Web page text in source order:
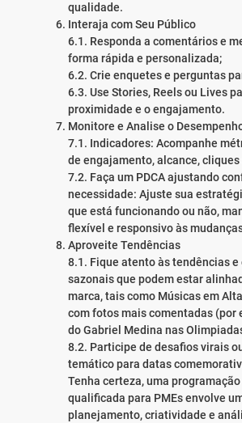
qualidade.
Interaja com Seu Público
6.1. Responda a comentários e
forma rápida e personalizada;
6.2. Crie enquetes e perguntas
6.3. Use Stories, Reels ou Lives
proximidade e o engajamento.
Monitore e Analise o
7.1. Indicadores: Acompanhe
de engajamento, alcance, cliques
7.2. Faça um PDCA ajustando
necessidade: Ajuste sua
que está funcionando ou não,
flexível e responsivo às
Aproveite Tendências
8.1. Fique atento às tendências e
sazonais que podem estar
marca, tais como Músicas em
com fotos mais comentadas (por
do Gabriel Medina nas
8.2. Participe de desafios virais
temático para datas
Tenha certeza, uma
qualificada para PMEs envolve
planejamento, criatividade e